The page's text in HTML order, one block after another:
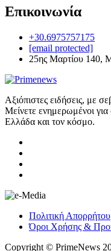
Επικοινωνία
+30.6975757175
[email protected]
25ης Μαρτίου 140,
Αξιόπιστες ειδήσεις, με
Μείνετε ενημερωμένοι
Ελλάδα και τον κόσμο.
Πολιτική Απορρήτου
Όροι Χρήσης &
Copyright © PrimeNews